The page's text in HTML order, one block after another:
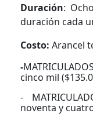
Duración:
duración cada
Costo: Arancel
-
cinco mil
-
noventa y